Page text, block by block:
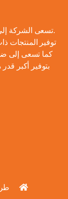
.تسعى الشركة إلى
توفير المنتجات
كما تسعى إلى
بتوفير أكبر